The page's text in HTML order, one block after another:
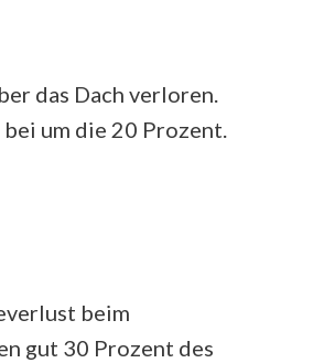
das Dach verloren.
um die 20 Prozent.
beim
gut 30 Prozent des